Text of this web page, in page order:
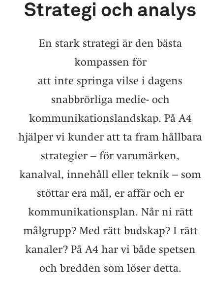
Strategi och analys
En stark strategi är den bästa
kompassen för
att inte springa vilse i dagens
snabbrörliga medie- och
kommunikationslandskap. På A4
hjälper vi kunder att ta fram hållbara
strategier – för varumärken,
kanalval, innehåll eller teknik – som
stöttar era mål, er affär och er
kommunikationsplan. Når ni rätt
målgrupp? Med rätt budskap? I rätt
kanaler? På A4 har vi både spetsen
och bredden som löser detta.